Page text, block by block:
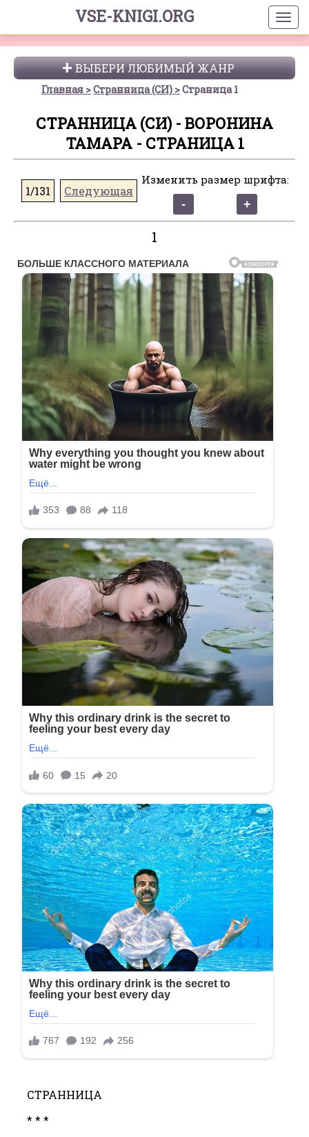
VSE-KNIGI.ORG
ВЫБЕРИ ЛЮБИМЫЙ ЖАНР
Главная Странница (СИ) Страница 1
СТРАННИЦА (СИ) - ВОРОНИНА
ТАМАРА - СТРАНИЦА 1
1/131 Следующая
Изменить размер шрифта:
1
СТРАННИЦА
* * *